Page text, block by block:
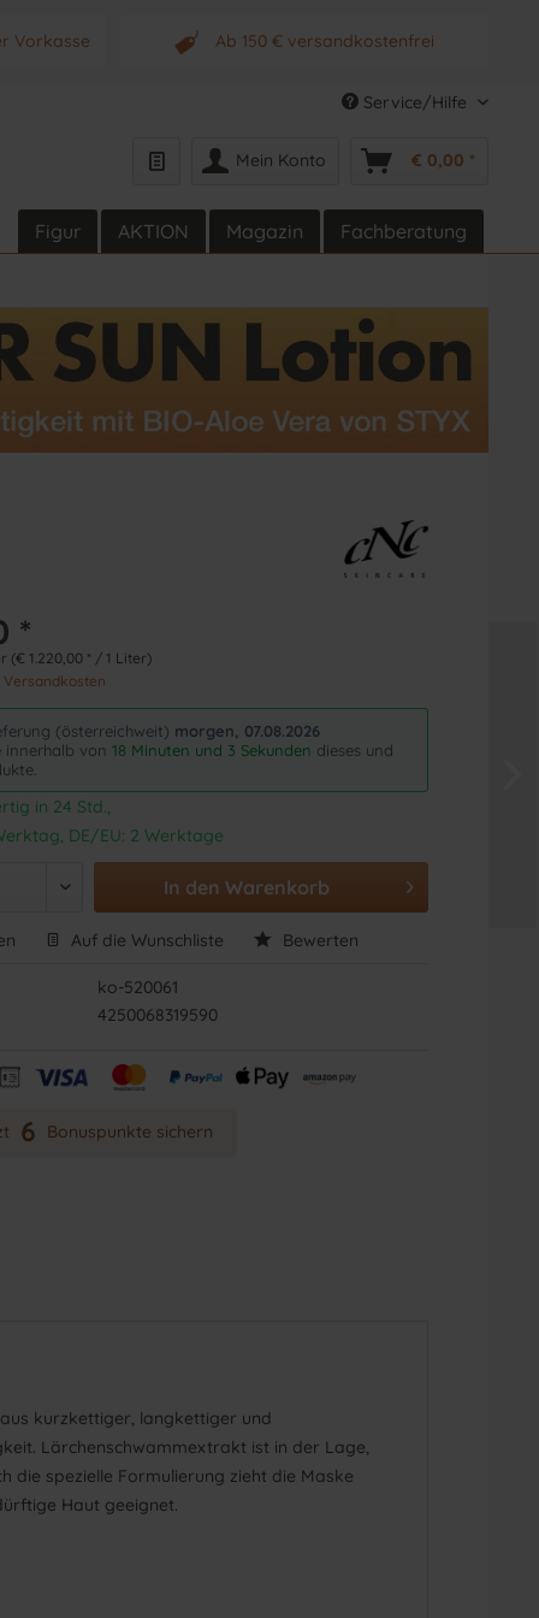
Vorkasse Ab 150 € versandkostenfrei
Originalprodukt vom Hersteller
Service/Hilfe
Mein Konto € 0,00 *
Figur AKTION Magazin Fachberatung
*
(€ 1.220,00 * / 1 Liter)
Versandkosten
(österreichweit) morgen, 07.08.2026
innerhalb von18 Minuten und 2 Sekunden dieses und
in 24 Std.,
DE/EU: 2 Werktage
In den Warenkorb
Auf die Wunschliste Bewerten
ko-520061
4250068319590
6 Bonuspunkte sichern
kurzkettiger, langkettiger und
Lärchenschwammextrakt ist in der Lage,
die spezielle Formulierung zieht die Maske
Haut geeignet.